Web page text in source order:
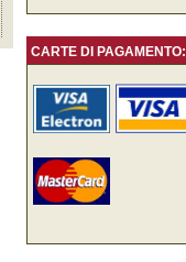
CARTE DI PAGAMENTO: